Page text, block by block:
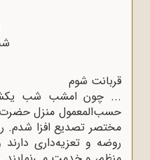
شب 17 صفر
قربانت شوم
... چون امشب شب
حسب‌المعمول منزل حضرت
مختصر تصدیع افزا شدم.
روضه و تعزیه‌داری